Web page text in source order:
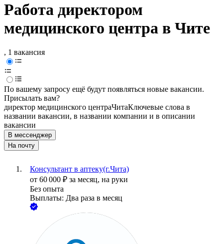
Работа директором
медицинского центра в Чите
, 1 вакансия
По вашему запросу ещё будут появляться новые вакансии.
Присылать вам?
директор медицинского центраЧитаКлючевые слова в
названии вакансии, в названии компании и в описании
вакансии
В мессенджер
На почту
Консультант в аптеку(г.Чита)
от 60 000 ₽ за месяц, на руки
Без опыта
Выплаты: Два раза в месяц